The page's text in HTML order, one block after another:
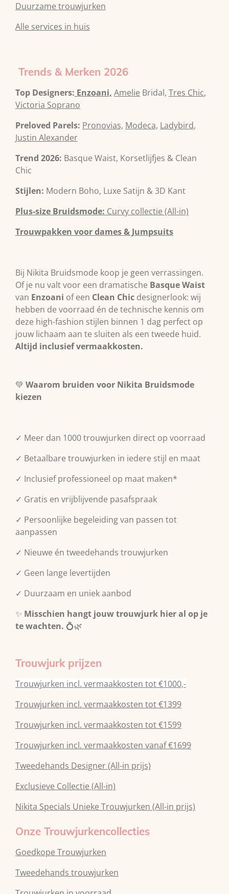
Duurzame trouwjurken
Alle services in huis
Trends & Merken 2026
Top Designers: Enzoani, Amelie Bridal, Tres Chic,
Victoria Soprano
Preloved Parels: Pronovias, Modeca, Ladybird,
Justin Alexander
Trend 2026: Basque Waist, Korsetlijfjes & Clean
Chic
Stijlen: Modern Boho, Luxe Satijn & 3D Kant
Plus-size Bruidsmode: Curvy collectie (All-in)
Trouwpakken voor dames & Jumpsuits
Bij Nikita Bruidsmode koop je geen verrassingen.
Of je nu valt voor een dramatische Basque Waist
van Enzoani of een Clean Chic designerlook: wij
hebben de voorraad én de technische kennis om
deze high-fashion stijlen binnen 1 dag perfect op
jouw lichaam aan te sluiten als een tweede huid.
Altijd inclusief vermaakkosten.
💚 Waarom bruiden voor Nikita Bruidsmode
kiezen
✓ Meer dan 1000 trouwjurken direct op voorraad
✓ Betaalbare trouwjurken in iedere stijl en maat
✓ Inclusief professioneel op maat maken*
✓ Gratis en vrijblijvende pasafspraak
✓ Persoonlijke begeleiding van passen tot
aanpassen
✓ Nieuwe én tweedehands trouwjurken
✓ Geen lange levertijden
✓ Duurzaam en uniek aanbod
✨ Misschien hangt jouw trouwjurk hier al op je
te wachten. 💍🌿
Trouwjurk prijzen
Trouwjurken incl. vermaakkosten tot €1000,-
Trouwjurken incl. vermaakkosten tot €1399
Trouwjurken incl. vermaakkosten tot €1599
Trouwjurken incl. vermaakkosten vanaf €1699
Tweedehands Designer (All-in prijs)
Exclusieve Collectie (All-in)
Nikita Specials Unieke Trouwjurken (All-in prijs)
Onze Trouwjurkencollecties
Goedkope Trouwjurken
Tweedehands trouwjurken